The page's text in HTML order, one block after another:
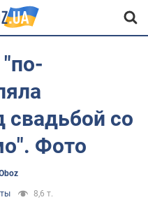
свадьбой со
Фото
8,6 т.